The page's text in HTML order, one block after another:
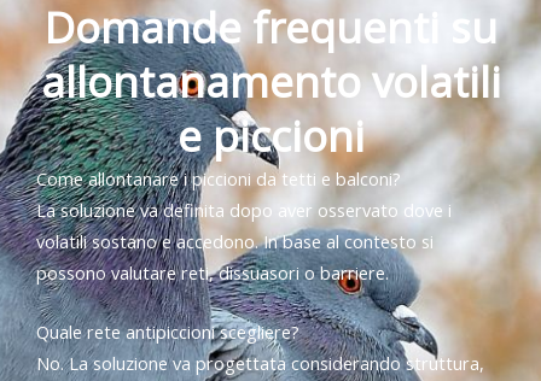
Domande frequenti su
allontanamento volatili
e piccioni
Come allontanare i piccioni da tetti e balconi?
La soluzione va definita dopo aver osservato dove i
volatili sostano e accedono. In base al contesto si
possono valutare reti, dissuasori o barriere.
Quale rete antipiccioni scegliere?
No. La soluzione va progettata considerando struttura,